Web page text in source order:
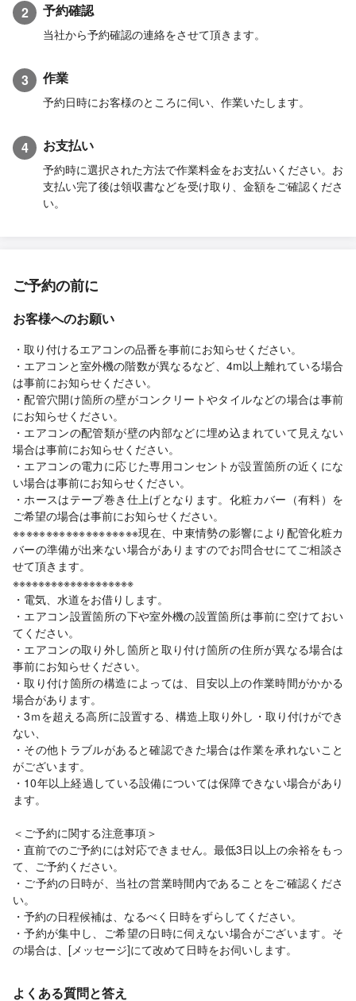
2 予約確認
当社から予約確認の連絡をさせて頂きます。
3 作業
予約日時にお客様のところに伺い、作業いたします。
4 お支払い
予約時に選択された方法で作業料金をお支払いください。お
支払い完了後は領収書などを受け取り、金額をご確認くださ
い。
ご予約の前に
お客様へのお願い
・取り付けるエアコンの品番を事前にお知らせください。
・エアコンと室外機の階数が異なるなど、4m以上離れている場合
は事前にお知らせください。
・配管穴開け箇所の壁がコンクリートやタイルなどの場合は事前
にお知らせください。
・エアコンの配管類が壁の内部などに埋め込まれていて見えない
場合は事前にお知らせください。
・エアコンの電力に応じた専用コンセントが設置箇所の近くにな
い場合は事前にお知らせください。
・ホースはテープ巻き仕上げとなります。化粧カバー（有料）を
ご希望の場合は事前にお知らせください。
※※※※※※※※※※※※※※※※※※※現在、中東情勢の影響により配管化粧カ
バーの準備が出来ない場合がありますのでお問合せにてご相談さ
せて頂きます。
※※※※※※※※※※※※※※※※※※※
・電気、水道をお借りします。
・エアコン設置箇所の下や室外機の設置箇所は事前に空けておい
てください。
・エアコンの取り外し箇所と取り付け箇所の住所が異なる場合は
事前にお知らせください。
・取り付け箇所の構造によっては、目安以上の作業時間がかかる
場合があります。
・3ｍを超える高所に設置する、構造上取り外し・取り付けができ
ない、
・その他トラブルがあると確認できた場合は作業を承れないこと
がございます。
・10年以上経過している設備については保障できない場合があり
ます。
＜ご予約に関する注意事項＞
・直前でのご予約には対応できません。最低3日以上の余裕をもっ
て、ご予約ください。
・ご予約の日時が、当社の営業時間内であることをご確認くださ
い。
・予約の日程候補は、なるべく日時をずらしてください。
・予約が集中し、ご希望の日時に伺えない場合がございます。そ
の場合は、[メッセージ]にて改めて日時をお伺いします。
よくある質問と答え